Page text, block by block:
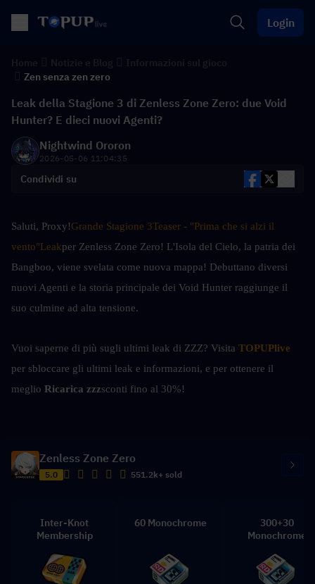
Login
Zen senza zen zero
Leak della Stagione 3 di Zenless Zone Zero: due Void
Hunter? E dieci nuovi Agenti?
Nightwind Ororon
2026-05-06 11:04:35
Condividi su
Saluti, Proxy!Grande Stagione 3Teaser - "Prima che si alzi il
vento"Leakper Zenless Zone Zero! L'Isola del Cielo, la patria dei
Bangboo, viene svelata come nuova mappa! Debuttano diversi
nuovi Agenti e la storia principale dei Void Hunter raggiunge il
suo culmine ad alta tensione.
Vuoi saperne di più sugli ultimi leak di ZZZ? Visita TOPUPlive
per sbloccare gli ultimi leak e informazioni, e per ottenere il
meglio Ricarica zzzsconti fino al 30%!
Zenless Zone Zero
5.0 551.2k+ sold
Inter-Knot
Membership
60 Monochrome
300+30
Monochrome